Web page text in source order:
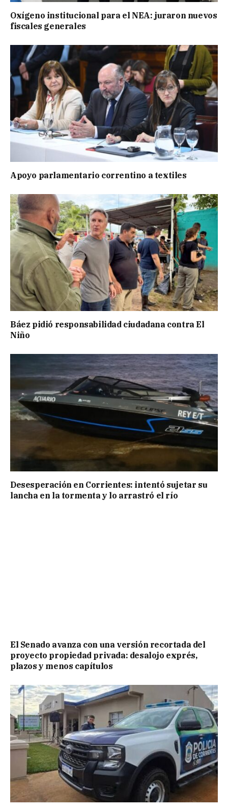
Oxígeno institucional para el NEA: juraron nuevos
fiscales generales
Apoyo parlamentario correntino a textiles
Báez pidió responsabilidad ciudadana contra El
Niño
Desesperación en Corrientes: intentó sujetar su
lancha en la tormenta y lo arrastró el río
El Senado avanza con una versión recortada del
proyecto propiedad privada: desalojo exprés,
plazos y menos capítulos